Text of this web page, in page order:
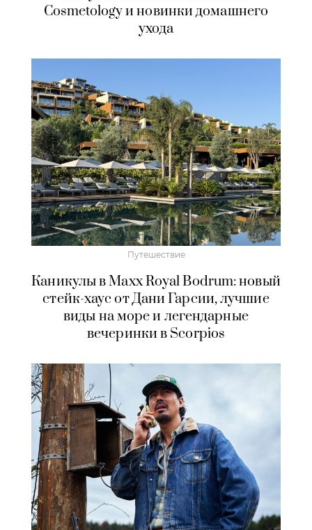
Cosmetology и новинки домашнего
ухода
Путешествие
Каникулы в Maxx Royal Bodrum: новый
стейк-хаус от Дани Гарсии, лучшие
виды на море и легендарные
вечеринки в Scorpios